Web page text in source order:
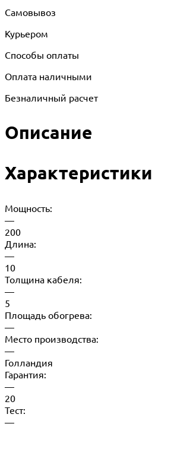
Самовывоз
Курьером
Способы оплаты
Оплата наличными
Безналичный расчет
Описание
Характеристики
Мощность:
—
200
Длина:
—
10
Толщина кабеля:
—
5
Площадь обогрева:
—
Место производства:
—
Голландия
Гарантия:
—
20
Тест:
—